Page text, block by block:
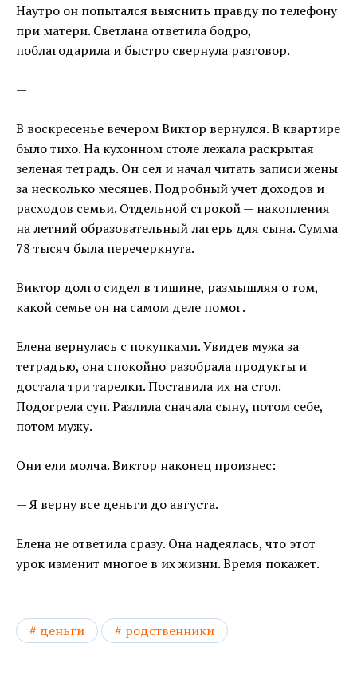
Наутро он попытался выяснить правду по телефону
при матери. Светлана ответила бодро,
поблагодарила и быстро свернула разговор.
—
В воскресенье вечером Виктор вернулся. В квартире
было тихо. На кухонном столе лежала раскрытая
зеленая тетрадь. Он сел и начал читать записи жены
за несколько месяцев. Подробный учет доходов и
расходов семьи. Отдельной строкой — накопления
на летний образовательный лагерь для сына. Сумма
78 тысяч была перечеркнута.
Виктор долго сидел в тишине, размышляя о том,
какой семье он на самом деле помог.
Елена вернулась с покупками. Увидев мужа за
тетрадью, она спокойно разобрала продукты и
достала три тарелки. Поставила их на стол.
Подогрела суп. Разлила сначала сыну, потом себе,
потом мужу.
Они ели молча. Виктор наконец произнес:
— Я верну все деньги до августа.
Елена не ответила сразу. Она надеялась, что этот
урок изменит многое в их жизни. Время покажет.
деньги родственники